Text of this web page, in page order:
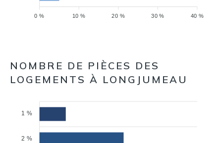
40 %
30 %
20 %
10 %
0 %
NOMBRE DE PIÈCES DES
LOGEMENTS À LONGJUMEAU
1 %
2 %